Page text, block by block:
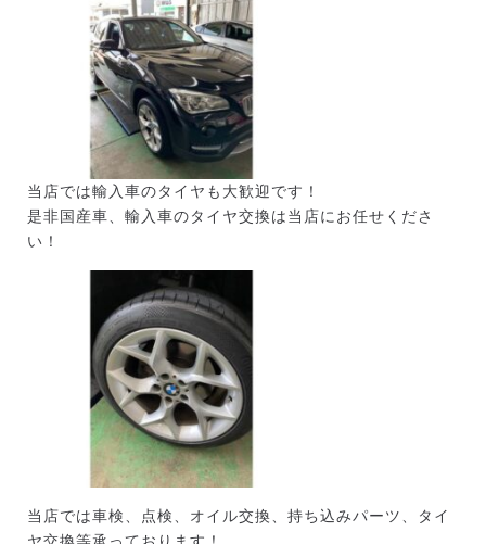
当店では輸入車のタイヤも大歓迎です！
是非国産車、輸入車のタイヤ交換は当店にお任せくださ
い！
当店では車検、点検、オイル交換、持ち込みパーツ、タイ